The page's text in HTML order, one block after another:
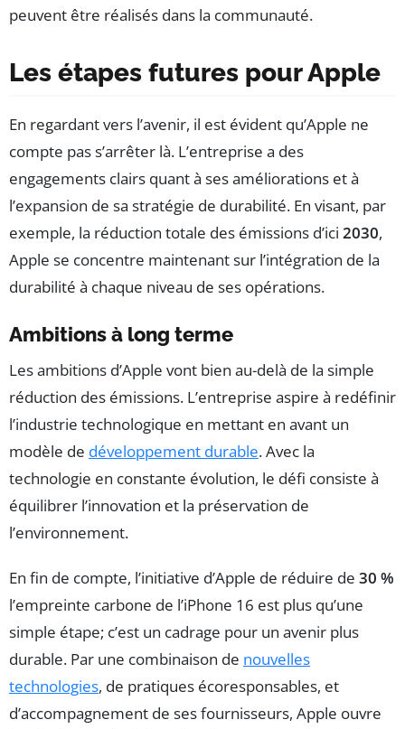
peuvent être réalisés dans la communauté.
Les étapes futures pour Apple
En regardant vers l’avenir, il est évident qu’Apple ne
compte pas s’arrêter là. L’entreprise a des
engagements clairs quant à ses améliorations et à
l’expansion de sa stratégie de durabilité. En visant, par
exemple, la réduction totale des émissions d’ici 2030,
Apple se concentre maintenant sur l’intégration de la
durabilité à chaque niveau de ses opérations.
Ambitions à long terme
Les ambitions d’Apple vont bien au-delà de la simple
réduction des émissions. L’entreprise aspire à redéfinir
l’industrie technologique en mettant en avant un
modèle de développement durable. Avec la
technologie en constante évolution, le défi consiste à
équilibrer l’innovation et la préservation de
l’environnement.
En fin de compte, l’initiative d’Apple de réduire de 30 %
l’empreinte carbone de l’iPhone 16 est plus qu’une
simple étape; c’est un cadrage pour un avenir plus
durable. Par une combinaison de nouvelles
technologies, de pratiques écoresponsables, et
d’accompagnement de ses fournisseurs, Apple ouvre